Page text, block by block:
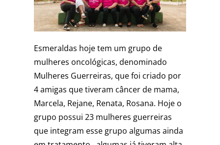
Esmeraldas hoje tem um grupo de
mulheres oncológicas, denominado
Mulheres Guerreiras, que foi criado por
4 amigas que tiveram câncer de mama,
Marcela, Rejane, Renata, Rosana. Hoje o
grupo possui 23 mulheres guerreiras
que integram esse grupo algumas ainda